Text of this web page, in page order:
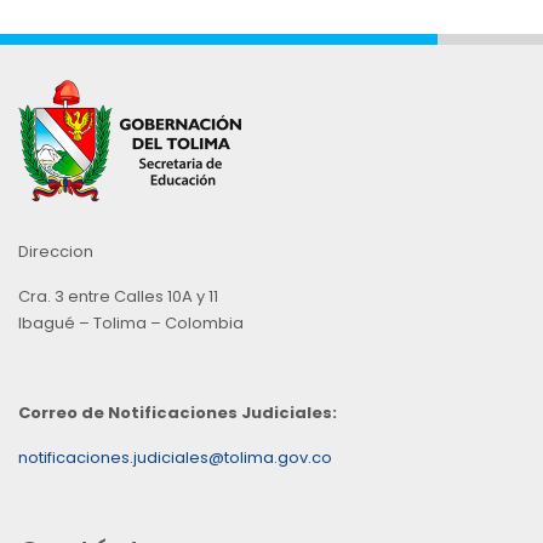
Direccion
Cra. 3 entre Calles 10A y 11
Ibagué – Tolima – Colombia
Correo de Notificaciones Judiciales:
notificaciones.judiciales@tolima.gov.co